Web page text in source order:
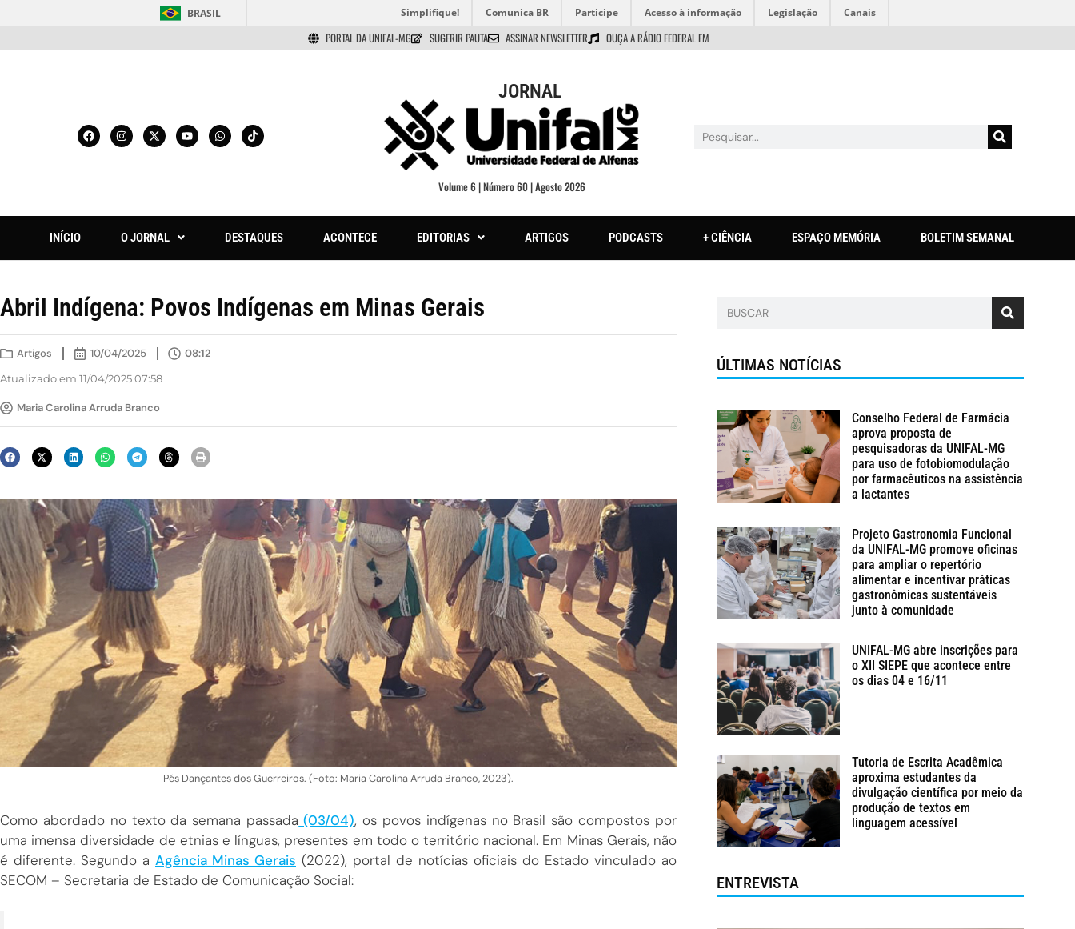
BRASIL Simplifique! Comunica BR Participe Acesso à informação Legislação Canais
PORTAL DA UNIFAL-MG SUGERIR PAUTA ASSINAR NEWSLETTER OUÇA A RÁDIO FEDERAL FM
JORNAL
Volume 6 | Número 60 | Agosto 2026
INÍCIO O JORNAL DESTAQUES ACONTECE EDITORIAS ARTIGOS PODCASTS + CIÊNCIA ESPAÇO MEMÓRIA BOLETIM SEMANAL
Abril Indígena: Povos Indígenas em Minas Gerais
Artigos 10/04/2025 08:12
Atualizado em 11/04/2025 07:58
Maria Carolina Arruda Branco
Pés Dançantes dos Guerreiros. (Foto: Maria Carolina Arruda Branco, 2023).
Como abordado no texto da semana passada (03/04), os povos indígenas no Brasil são compostos por
uma imensa diversidade de etnias e línguas, presentes em todo o território nacional. Em Minas Gerais, não
é diferente. Segundo a Agência Minas Gerais (2022), portal de notícias oficiais do Estado vinculado ao
SECOM – Secretaria de Estado de Comunicação Social:
ÚLTIMAS NOTÍCIAS
Conselho Federal de Farmácia
aprova proposta de
pesquisadoras da UNIFAL-MG
para uso de fotobiomodulação
por farmacêuticos na assistência
a lactantes
Projeto Gastronomia Funcional
da UNIFAL-MG promove oficinas
para ampliar o repertório
alimentar e incentivar práticas
gastronômicas sustentáveis
junto à comunidade
UNIFAL-MG abre inscrições para
o XII SIEPE que acontece entre
os dias 04 e 16/11
Tutoria de Escrita Acadêmica
aproxima estudantes da
divulgação científica por meio da
produção de textos em
linguagem acessível
ENTREVISTA